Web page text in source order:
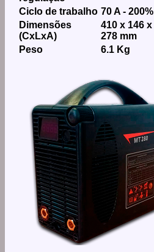
Ciclo de trabalho 70 A - 200%
Dimensões
(CxLxA)
410 x 146 x
278 mm
Peso
6.1 Kg